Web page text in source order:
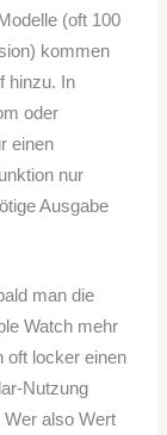
(oft 100
kommen
hinzu. In
oder
einen
nur
Ausgabe
man die
Watch mehr
oft locker einen
Nutzung
also Wert